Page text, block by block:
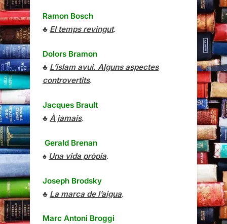
Ramon Bosch
♣ El temps revingut.
Dolors Bramon
♣ L’islam avui. Alguns aspectes
controvertits.
Jacques Brault
♣ À jamais.
Gerald Brenan
♠ Una vida pròpia.
Joseph Brodsky
♣ La marca de l’aigua.
Marc Antoni Broggi